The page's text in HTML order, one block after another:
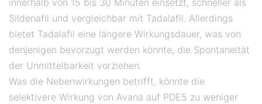
innerhalb von 15 bis 30 Minuten einsetzt, schneller als
Sildenafil und vergleichbar mit Tadalafil. Allerdings
bietet Tadalafil eine längere Wirkungsdauer, was von
denjenigen bevorzugt werden könnte, die Spontaneität
der Unmittelbarkeit vorziehen.
Was die Nebenwirkungen betrifft, könnte die
selektivere Wirkung von Avana auf PDE5 zu weniger